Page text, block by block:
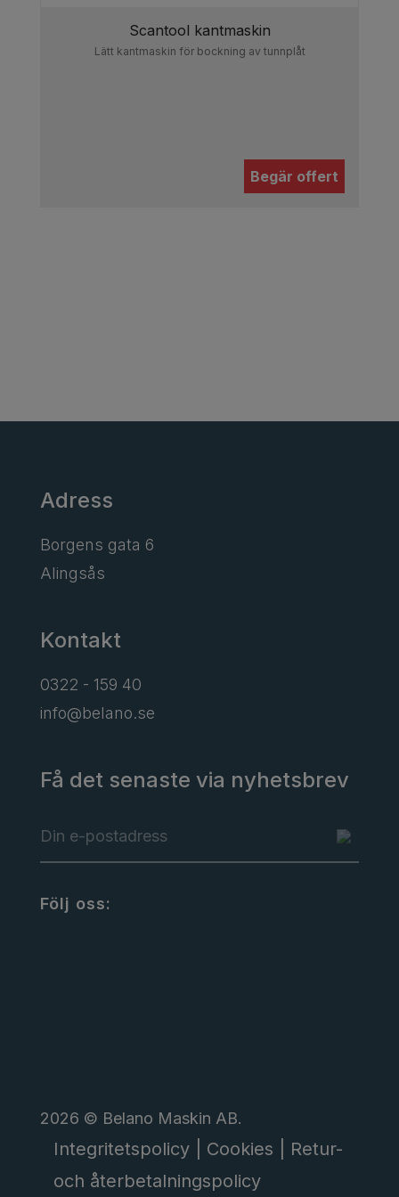
Scantool kantmaskin
Lätt kantmaskin för bockning av tunnplåt
Begär offert
Adress
Borgens gata 6
Alingsås
Kontakt
0322 - 159 40
info@belano.se
Få det senaste via nyhetsbrev
Följ oss:
2026 © Belano Maskin AB.
Integritetspolicy | Cookies | Retur-
och återbetalningspolicy